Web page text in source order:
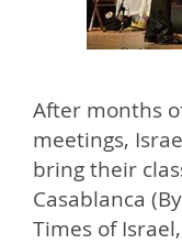
After months
meetings,
bring their
Casablanca
Times of